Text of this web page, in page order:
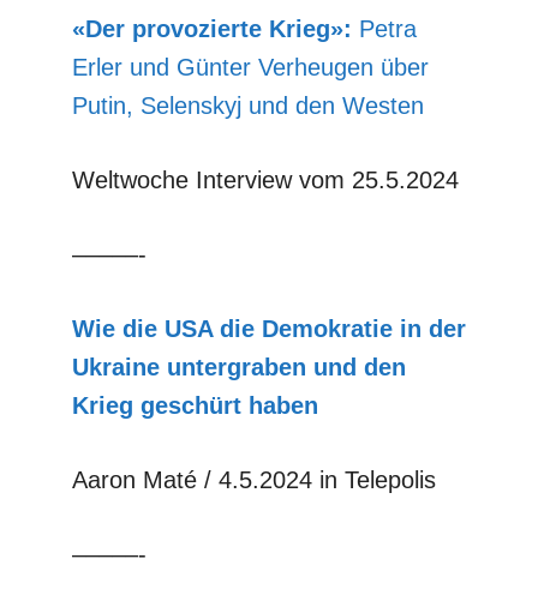
«Der provozierte Krieg»: Petra
Erler und Günter Verheugen über
Putin, Selenskyj und den Westen
Weltwoche Interview vom 25.5.2024
–––––-
Wie die USA die Demokratie in der
Ukraine untergraben und den
Krieg geschürt haben
Aaron Maté / 4.5.2024 in Telepolis
–––––-